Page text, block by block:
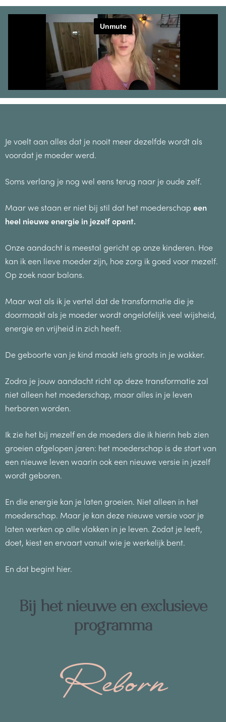
Je voelt aan alles dat je nooit meer dezelfde wordt als
voordat je moeder werd.
Soms verlang je nog wel eens terug naar je oude zelf.
Maar we staan er niet bij stil dat het moederschap een
heel nieuwe energie in jezelf opent.
Onze aandacht is meestal gericht op onze kinderen. Hoe
kan ik een lieve moeder zijn, hoe zorg ik goed voor mezelf.
Op zoek naar balans.
Maar wat als ik je vertel dat de transformatie die je
doormaakt als je moeder wordt ongelofelijk veel wijsheid,
energie en vrijheid in zich heeft.
De geboorte van je kind maakt iets groots in je wakker.
Zodra je jouw aandacht richt op deze transformatie zal
niet alleen het moederschap, maar alles in je leven
herboren worden.
Ik zie het bij mezelf en de moeders die ik hierin heb zien
groeien afgelopen jaren: het moederschap is de start van
een nieuwe leven waarin ook een nieuwe versie in jezelf
wordt geboren.
En die energie kan je laten groeien. Niet alleen in het
moederschap. Maar je kan deze nieuwe versie voor je
laten werken op alle vlakken in je leven. Zodat je leeft,
doet, kiest en ervaart vanuit wie je werkelijk bent.
En dat begint hier.
Bij het nieuwe en exclusieve
programma
Reborn